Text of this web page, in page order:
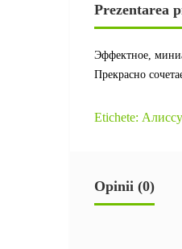
Prezentarea
Эффектное,
Прекрасно
Etichete:
Opinii (0)